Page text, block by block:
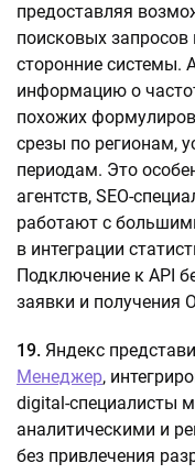
предоставляя
поисковых запросов
сторонние системы.
информацию о
похожих
срезы по регионам,
периодам. Это
агентств, SEO-
работают с
в интеграции
Подключение к API
заявки и получения
19. Яндекс
Менеджер,
digital-специалисты
аналитическими и
без привлечения